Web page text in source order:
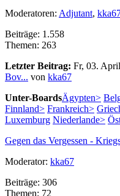
Moderatoren: Adjutant,
Beiträge: 1.558
Themen: 263
Letzter Beitrag: Fr, 03.
Bov... von kka67
Unter-BoardsÄgypten>
Finnland> Frankreich>
Luxemburg Niederlande>
Gegen das Vergessen -
Moderator: kka67
Beiträge: 306
Themen: 72